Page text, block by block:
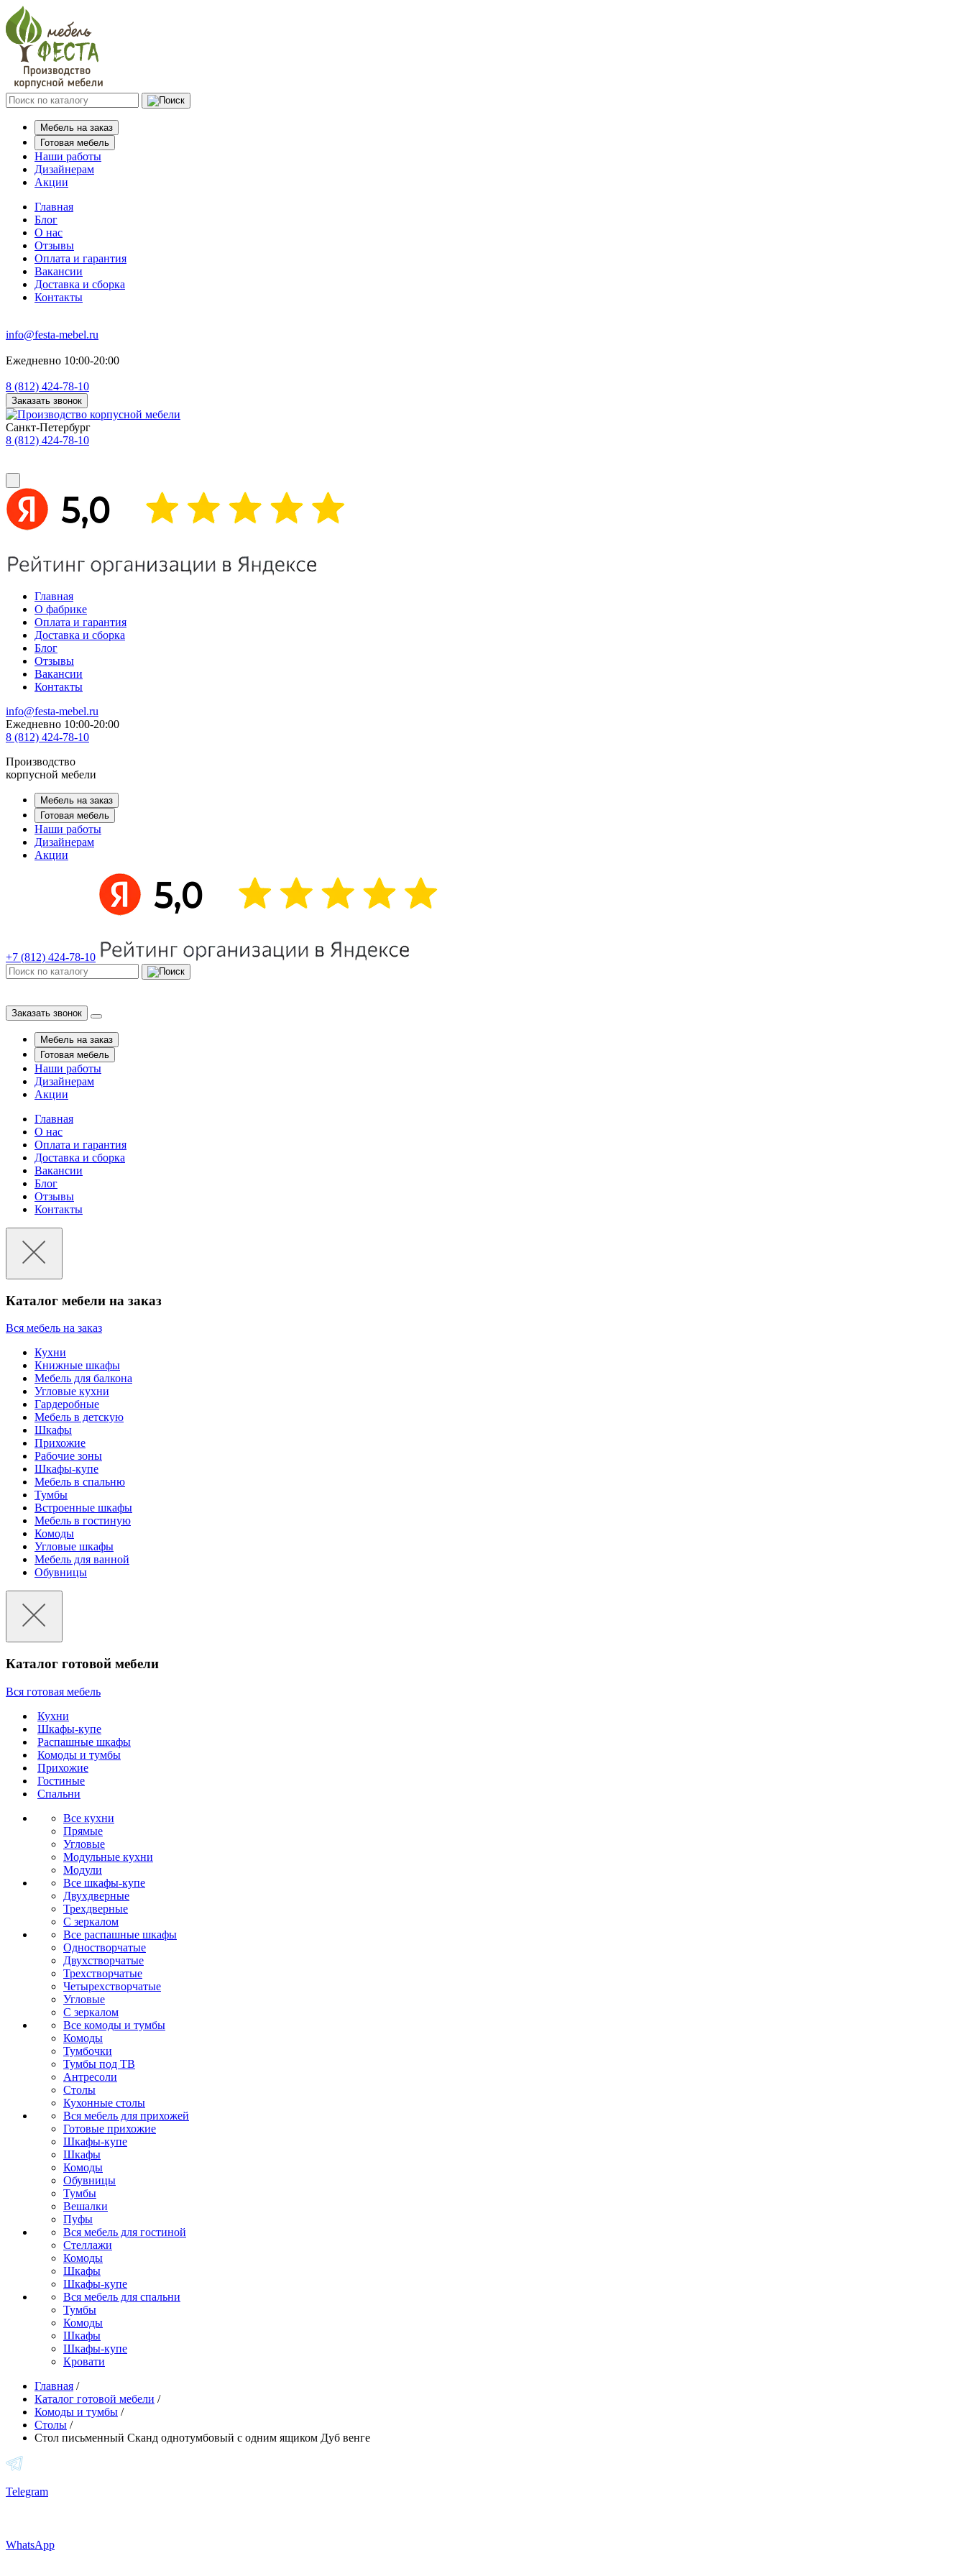
Мебель на заказ
Готовая мебель
Наши работы
Дизайнерам
Акции
Главная
Блог
О нас
Отзывы
Оплата и гарантия
Вакансии
Доставка и сборка
Контакты
info@festa-mebel.ru
Ежедневно 10:00-20:00
8 (812) 424-78-10
Заказать звонок
Санкт-Петербург
8 (812) 424-78-10
Главная
О фабрике
Оплата и гарантия
Доставка и сборка
Блог
Отзывы
Вакансии
Контакты
info@festa-mebel.ru
Ежедневно 10:00-20:00
8 (812) 424-78-10
Производство
корпусной мебели
Мебель на заказ
Готовая мебель
Наши работы
Дизайнерам
Акции
+7 (812) 424-78-10
Заказать звонок
Мебель на заказ
Готовая мебель
Наши работы
Дизайнерам
Акции
Главная
О нас
Оплата и гарантия
Доставка и сборка
Вакансии
Блог
Отзывы
Контакты
Каталог мебели на заказ
Вся мебель на заказ
Кухни
Книжные шкафы
Мебель для балкона
Угловые кухни
Гардеробные
Мебель в детскую
Шкафы
Прихожие
Рабочие зоны
Шкафы-купе
Мебель в спальню
Тумбы
Встроенные шкафы
Мебель в гостиную
Комоды
Угловые шкафы
Мебель для ванной
Обувницы
Каталог готовой мебели
Вся готовая мебель
Кухни
Шкафы-купе
Распашные шкафы
Комоды и тумбы
Прихожие
Гостиные
Спальни
Все кухни
Прямые
Угловые
Модульные кухни
Модули
Все шкафы-купе
Двухдверные
Трехдверные
С зеркалом
Все распашные шкафы
Одностворчатые
Двухстворчатые
Трехстворчатые
Четырехстворчатые
Угловые
С зеркалом
Все комоды и тумбы
Комоды
Тумбочки
Тумбы под ТВ
Антресоли
Столы
Кухонные столы
Вся мебель для прихожей
Готовые прихожие
Шкафы-купе
Шкафы
Комоды
Обувницы
Тумбы
Вешалки
Пуфы
Вся мебель для гостиной
Стеллажи
Комоды
Шкафы
Шкафы-купе
Вся мебель для спальни
Тумбы
Комоды
Шкафы
Шкафы-купе
Кровати
Главная /
Каталог готовой мебели /
Комоды и тумбы /
Столы /
Стол письменный Сканд однотумбовый с одним ящиком Дуб венге
Telegram
WhatsApp